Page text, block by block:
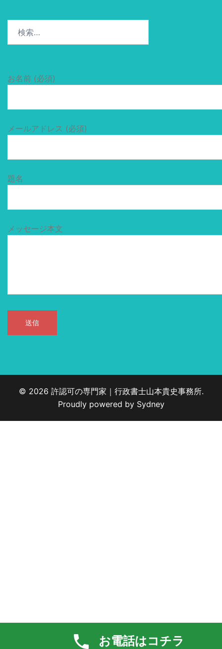
お名前 (必須)
メールアドレス (必須)
題名
メッセージ本文
© 2026 許認可の専門家｜行政書士山本貴史事務所.
Proudly powered by Sydney
お電話はコチラ